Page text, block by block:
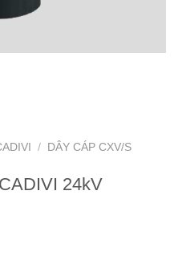
/
DÂY CÁP CXV/S
24kV